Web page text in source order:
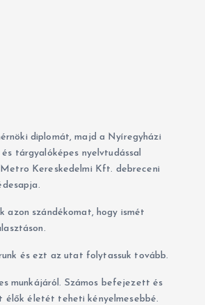
diplomát, majd a Nyíregyházi
tárgyalóképes nyelvtudással
Kereskedelmi Kft. debreceni
szándékomat, hogy ismét
és ezt az utat folytassuk tovább.
munkájáról. Számos befejezett és
élők életét teheti kényelmesebbé.